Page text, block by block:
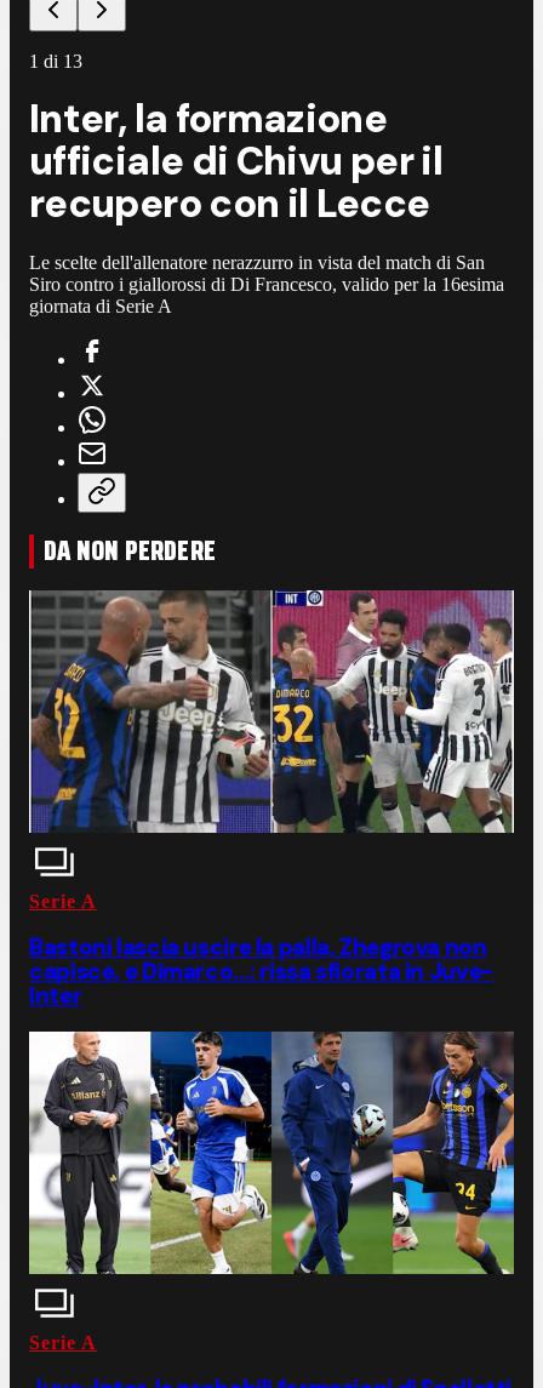
1 di 13
Inter, la formazione
ufficiale di Chivu per il
recupero con il Lecce
Le scelte dell'allenatore nerazzurro in vista del match di San
Siro contro i giallorossi di Di Francesco, valido per la 16esima
giornata di Serie A
DA NON PERDERE
Serie A
Bastoni lascia uscire la palla, Zhegrova non
capisce, e Dimarco...: rissa sfiorata in Juve-
Inter
Serie A